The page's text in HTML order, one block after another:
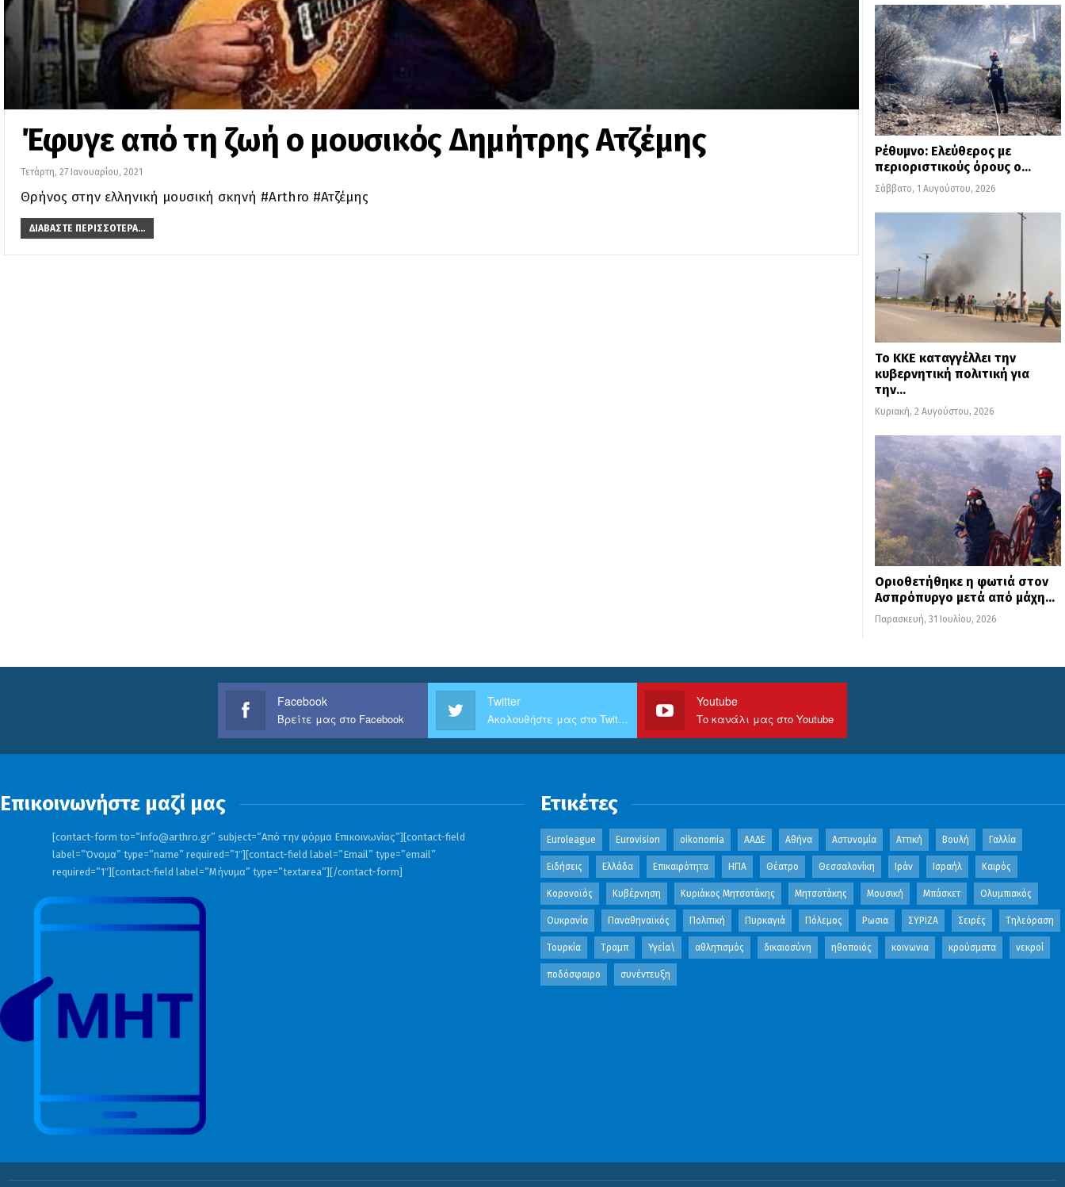
Έφυγε από τη ζωή ο μουσικός Δημήτρης Ατζέμης
Τετάρτη, 27 Ιανουαρίου, 2021
Θρήνος στην ελληνική μουσική σκηνή #Arthro #Ατζέμης
ΔΙΑΒΆΣΤΕ ΠΕΡΙΣΣΌΤΕΡΑ...
Ρέθυμνο: Ελεύθερος με
περιοριστικούς όρους ο…
Σάββατο, 1 Αυγούστου, 2026
Το ΚΚΕ καταγγέλλει την
κυβερνητική πολιτική για
την…
Κυριακή, 2 Αυγούστου, 2026
Οριοθετήθηκε η φωτιά στον
Ασπρόπυργο μετά από μάχη…
Παρασκευή, 31 Ιουλίου, 2026
Facebook
Βρείτε μας στο Facebook
Twitter
Ακολουθήστε μας στο Twitter
Youtube
Το κανάλι μας στο Youtube
Επικοινωνήστε μαζί μας
[contact-form to=”info@arthro.gr” subject=”Από την φόρμα Επικοινωνίας”][contact-field
label=”Όνομα” type=”name” required=”1″][contact-field label=”Email” type=”email”
required=”1″][contact-field label=”Μήνυμα” type=”textarea”][/contact-form]
Ετικέτες
Euroleague Eurovision oikonomia ΑΑΔΕ Αθήνα Αστυνομία Αττική Βουλή Γαλλία
Ειδήσεις Ελλάδα Επικαιρότητα ΗΠΑ Θέατρο Θεσσαλονίκη Ιράν Ισραήλ Καιρός
Κορονοϊός Κυβέρνηση Κυριάκος Μητσοτάκης Μητσοτάκης Μουσική Μπάσκετ Ολυμπιακός
Ουκρανία Παναθηναϊκός Πολιτική Πυρκαγιά Πόλεμος Ρωσια ΣΥΡΙΖΑ Σειρές Τηλεόραση
Τουρκία Τραμπ Υγεία\ αθλητισμός δικαιοσύνη ηθοποιός κοινωνια κρούσματα νεκροί
ποδόσφαιρο συνέντευξη